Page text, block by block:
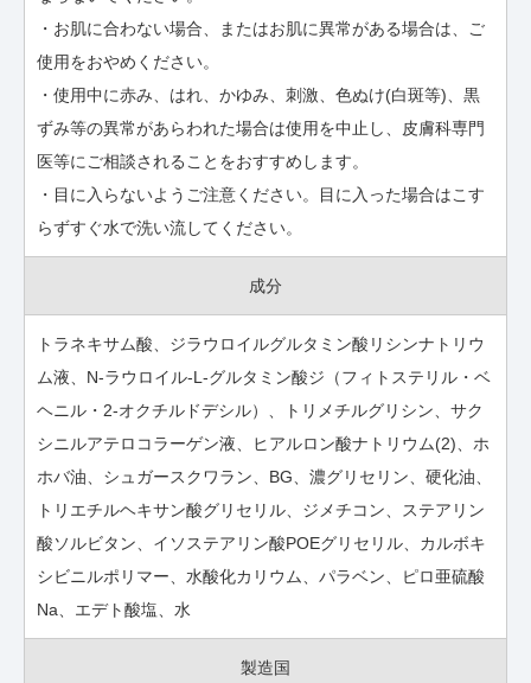
・お肌に合わない場合、またはお肌に異常がある場合は、ご
使用をおやめください。
・使用中に赤み、はれ、かゆみ、刺激、色ぬけ(白斑等)、黒
ずみ等の異常があらわれた場合は使用を中止し、皮膚科専門
医等にご相談されることをおすすめします。
・目に入らないようご注意ください。目に入った場合はこす
らずすぐ水で洗い流してください。
成分
トラネキサム酸、ジラウロイルグルタミン酸リシンナトリウ
ム液、N-ラウロイル-L-グルタミン酸ジ（フィトステリル・ベ
ヘニル・2-オクチルドデシル）、トリメチルグリシン、サク
シニルアテロコラーゲン液、ヒアルロン酸ナトリウム(2)、ホ
ホバ油、シュガースクワラン、BG、濃グリセリン、硬化油、
トリエチルヘキサン酸グリセリル、ジメチコン、ステアリン
酸ソルビタン、イソステアリン酸POEグリセリル、カルボキ
シビニルポリマー、水酸化カリウム、パラベン、ピロ亜硫酸
Na、エデト酸塩、水
製造国